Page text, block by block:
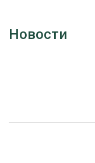
Новости